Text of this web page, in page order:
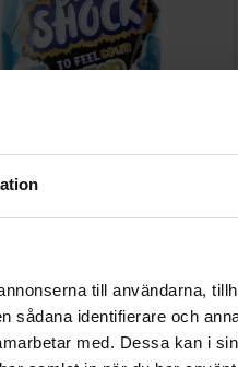
till användarna,
identifierare och
med. Dessa kan i
Logga in för att handla